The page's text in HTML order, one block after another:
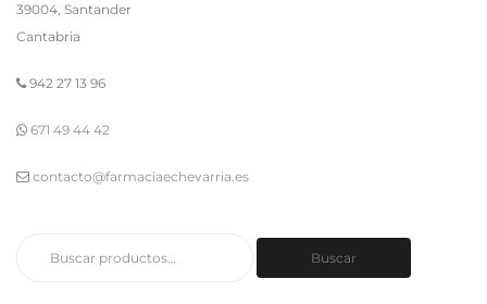
39004, Santander
Cantabria
942 27 13 96
671 49 44 42
contacto@farmaciaechevarria.es
Buscar